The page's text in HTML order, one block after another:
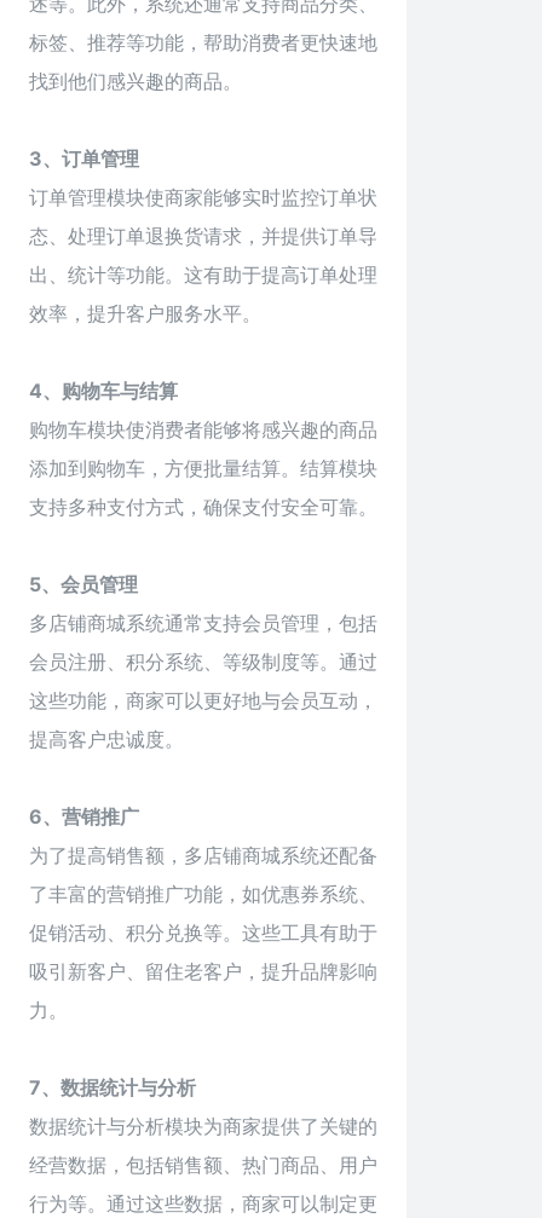
标签、推荐等功能，帮助消费者更快速地
找到他们感兴趣的商品。
3、订单管理
订单管理模块使商家能够实时监控订单状
态、处理订单退换货请求，并提供订单导
出、统计等功能。这有助于提高订单处理
效率，提升客户服务水平。
4、购物车与结算
购物车模块使消费者能够将感兴趣的商品
添加到购物车，方便批量结算。结算模块
支持多种支付方式，确保支付安全可靠。
5、会员管理
多店铺商城系统通常支持会员管理，包括
会员注册、积分系统、等级制度等。通过
这些功能，商家可以更好地与会员互动，
提高客户忠诚度。
6、营销推广
为了提高销售额，多店铺商城系统还配备
了丰富的营销推广功能，如优惠券系统、
促销活动、积分兑换等。这些工具有助于
吸引新客户、留住老客户，提升品牌影响
力。
7、数据统计与分析
数据统计与分析模块为商家提供了关键的
经营数据，包括销售额、热门商品、用户
行为等。通过这些数据，商家可以制定更